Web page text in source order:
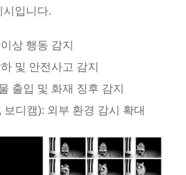
시입니다.
상 행동 감지
및 안전사고 감지
출입 및 화재 징후 감지
디캠): 외부 환경 감시 확대